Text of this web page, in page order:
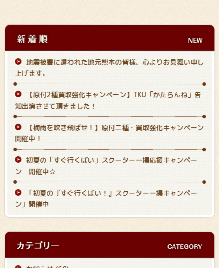
地震被害に遭われた地元熊本の皆様、心よりお見舞い申し
上げます。
【原付2種買取強化キャンペーン】TKU「かたらんね」告
知出演させて頂きました！
【梅雨を吹き飛ばせ！】原付二種・買取強化キャンペーン
開催中！
初夏の「すぐ行くばい 」スクーター一掃応援キャンペー
ン 開催中☆
「初夏の『すぐ行くばい！』スクーター一掃キャンペー
ン」開催中